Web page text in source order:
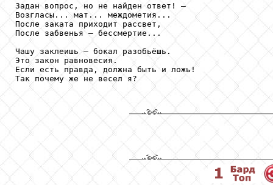
Задан вопрос, но не найден ответ! –
Возгласы... мат... междометия...
После заката приходит рассвет,
После забвенья – бессмертие...
Чашу заклеишь – бокал разобьёшь.
Это закон равновесия.
Если есть правда, должна быть и ложь!
Так почему же не весел я?